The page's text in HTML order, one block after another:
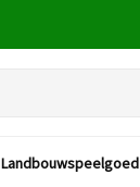
Landbouwspeelgoed